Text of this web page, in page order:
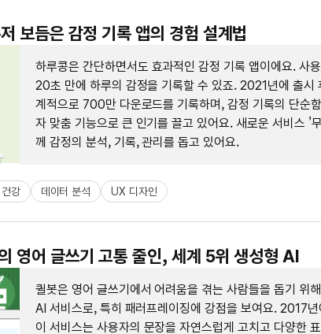
보듬은 감정 기록 앱의 경험 설계법
하루콩은 간단하면서도 효과적인 감정 기록 앱이에요. 사
20초 만에 하루의 감정을 기록할 수 있죠. 2021년에 출시
계적으로 700만 다운로드를 기록하며, 감정 기록의 단순
자 맞춤 기능으로 큰 인기를 끌고 있어요. 새로운 서비스 '
께 감정의 분석, 기록, 관리를 돕고 있어요.
강 데이터 분석 UX 디자인
영어 글쓰기 고통 줄인, 세계 5위 생성형 AI
퀼봇은 영어 글쓰기에서 어려움을 겪는 사람들을 돕기 위
AI 서비스로, 특히 패러프레이징에 강점을 보여요. 2017년
이 서비스는 사용자의 문장을 자연스럽게 고치고 다양한